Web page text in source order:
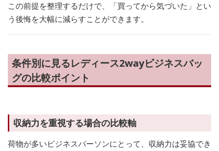
この前提を整理するだけで、「買ってから気づいた」とい
う後悔を大幅に減らすことができます。
条件別に見るレディース2wayビジネスバッ
グの比較ポイント
収納力を重視する場合の比較軸
荷物が多いビジネスパーソンにとって、収納力は妥協でき